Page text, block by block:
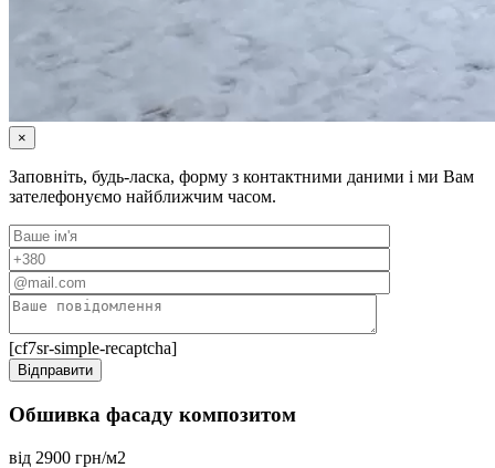
×
Заповніть, будь-ласка, форму з контактними даними і ми Вам
зателефонуємо найближчим часом.
[cf7sr-simple-recaptcha]
Обшивка фасаду композитом
від 2900 грн/м2